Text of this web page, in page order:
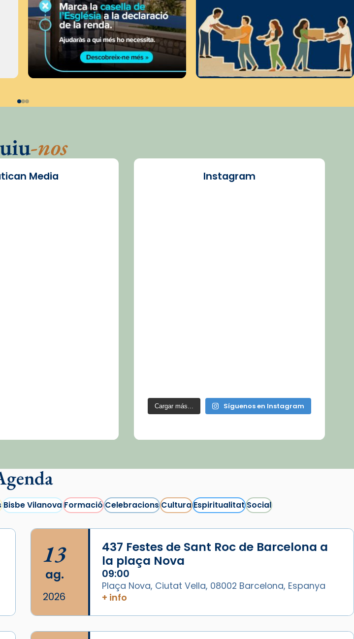
-nos
Media Instagram
Cargar más... Síguenos en Instagram
Bisbe VilanovaFormacióCelebracionsCulturaEspiritualitatSocial
13
ag.
2026
437 Festes de Sant Roc de Barcelona a
la plaça Nova
09:00
Plaça Nova, Ciutat Vella, 08002 Barcelona, Espanya
+ info